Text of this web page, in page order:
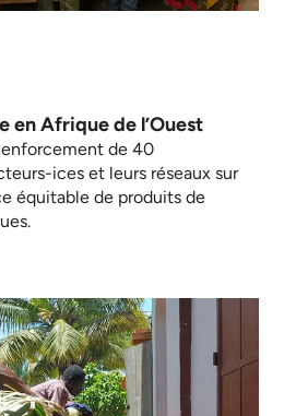
en Afrique de l’Ouest
de 40
ices et leurs réseaux sur
équitable de produits de